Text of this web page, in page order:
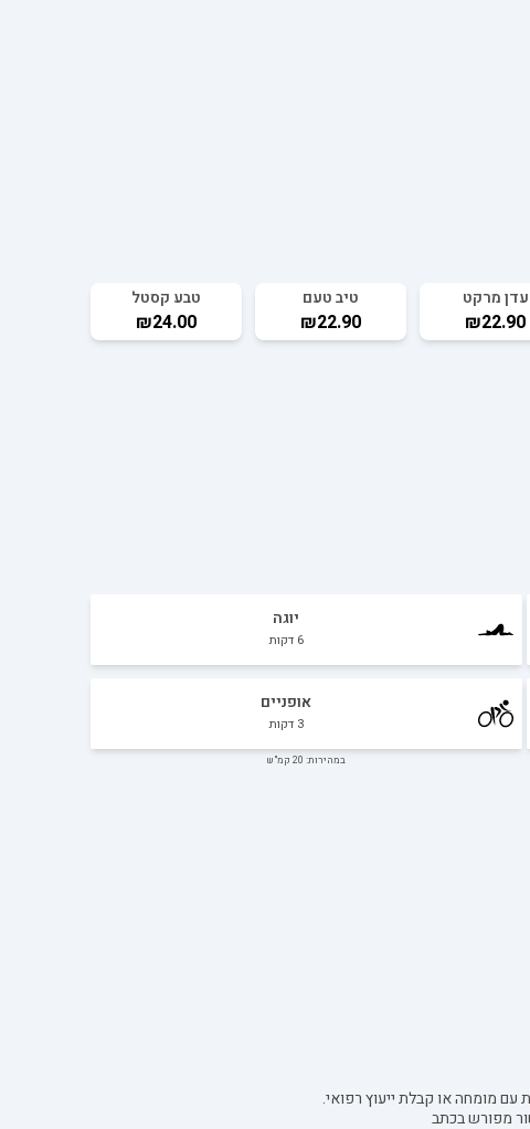
עדן מרקט
₪22.90
טיב טעם
₪22.90
טבע קסטל
₪24.00
יוגה
6 דקות
אופניים
3 דקות
במהירות: 20 קמ"ש
עם מומחה או קבלת ייעוץ רפואי.
מפורש בכתב